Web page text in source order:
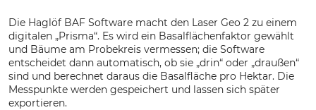
Die Haglöf BAF Software macht den Laser Geo 2 zu einem
digitalen „Prisma“. Es wird ein Basalflächenfaktor gewählt
und Bäume am Probekreis vermessen; die Software
entscheidet dann automatisch, ob sie „drin“ oder „draußen“
sind und berechnet daraus die Basalfläche pro Hektar. Die
Messpunkte werden gespeichert und lassen sich später
exportieren.